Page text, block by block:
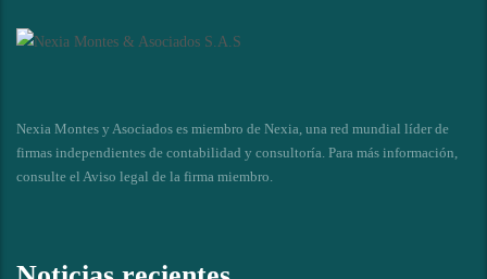
Nexia Montes y Asociados es miembro de Nexia, una red mundial líder de
firmas independientes de contabilidad y consultoría. Para más información,
consulte el Aviso legal de la firma miembro.